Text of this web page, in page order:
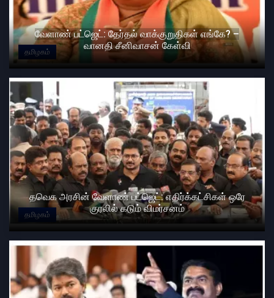
தமிழகம்
வேளாண் பட்ஜெட்: தேர்தல் வாக்குறுதிகள் எங்கே? –
வானதி சீனிவாசன் கேள்வி
தமிழகம்
தவெக அரசின் வேளாண் பட்ஜெட்: எதிர்க்கட்சிகள் ஒரே
குரலில் கடும் விமர்சனம்